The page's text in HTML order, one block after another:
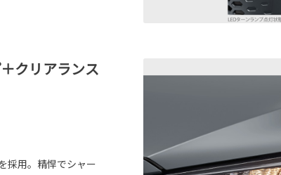
クリアランス
採用。精悍でシャー